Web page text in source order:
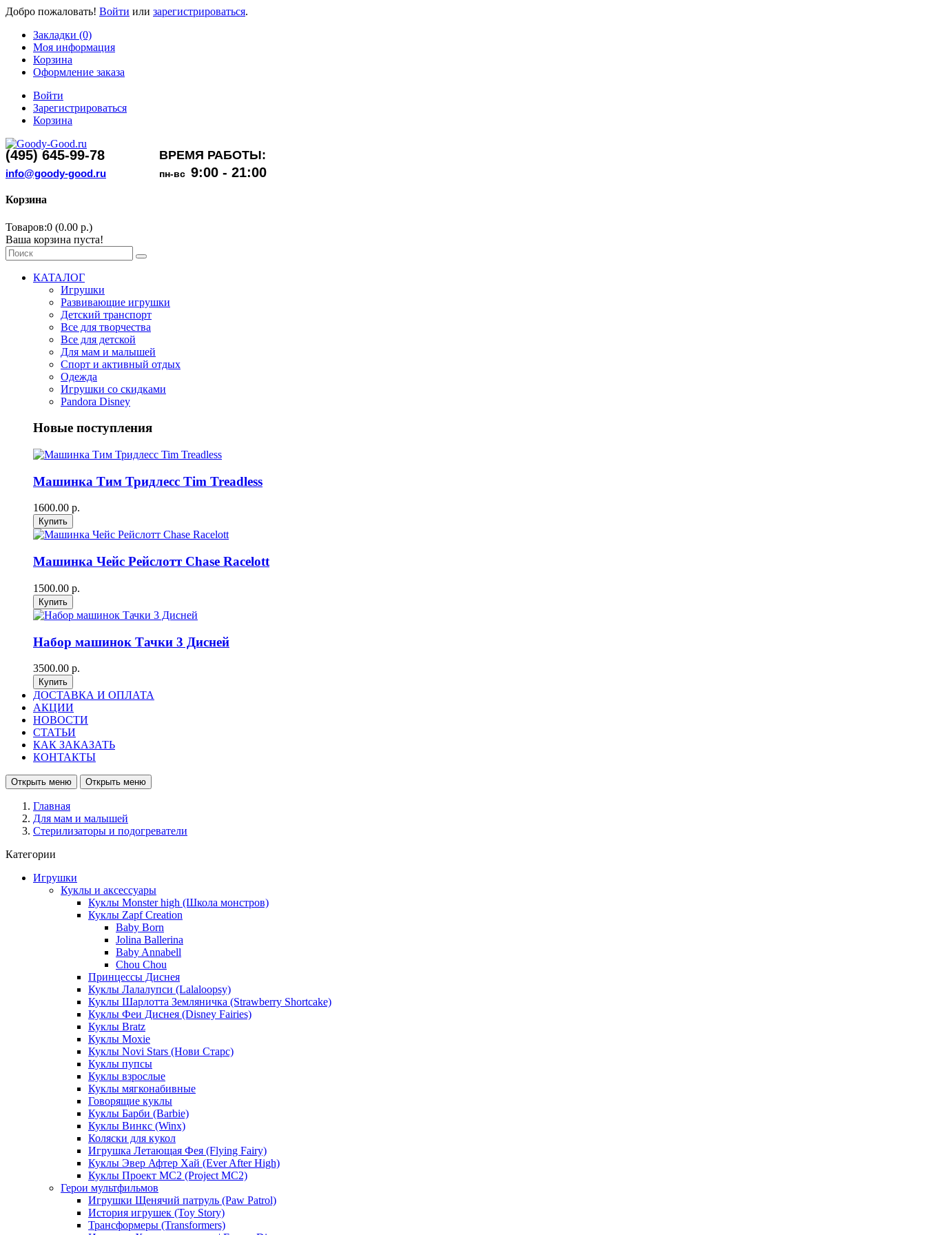
Добро пожаловать! Войти или зарегистрироваться.
Закладки (0)
Моя информация
Корзина
Оформление заказа
Войти
Зарегистрироваться
Корзина
(495) 645-99-78 ВРЕМЯ РАБОТЫ:
info@goody-good.ru пн-вс 9:00 - 21:00
Корзина
Товаров:0 (0.00 р.)
Ваша корзина пуста!
КАТАЛОГ
Игрушки
Развивающие игрушки
Детский транспорт
Все для творчества
Все для детской
Для мам и малышей
Спорт и активный отдых
Одежда
Игрушки со скидками
Pandora Disney
Новые поступления
Машинка Тим Тридлесс Tim Treadless
1600.00 р.
Машинка Чейс Рейслотт Chase Racelott
1500.00 р.
Набор машинок Тачки 3 Дисней
3500.00 р.
ДОСТАВКА И ОПЛАТА
АКЦИИ
НОВОСТИ
СТАТЬИ
КАК ЗАКАЗАТЬ
КОНТАКТЫ
Открыть меню Открыть меню
Главная
Для мам и малышей
Стерилизаторы и подогреватели
Категории
Игрушки
Куклы и аксессуары
Куклы Monster high (Школа монстров)
Куклы Zapf Creation
Baby Born
Jolina Ballerina
Baby Annabell
Chou Chou
Принцессы Диснея
Куклы Лалалупси (Lalaloopsy)
Куклы Шарлотта Земляничка (Strawberry Shortcake)
Куклы Феи Диснея (Disney Fairies)
Куклы Bratz
Куклы Moxie
Куклы Novi Stars (Нови Старс)
Куклы пупсы
Куклы взрослые
Куклы мягконабивные
Говорящие куклы
Куклы Барби (Barbie)
Куклы Винкс (Winx)
Коляски для кукол
Игрушка Летающая Фея (Flying Fairy)
Куклы Эвер Афтер Хай (Ever After High)
Куклы Проект МС2 (Project MC2)
Герои мультфильмов
Игрушки Щенячий патруль (Paw Patrol)
История игрушек (Toy Story)
Трансформеры (Transformers)